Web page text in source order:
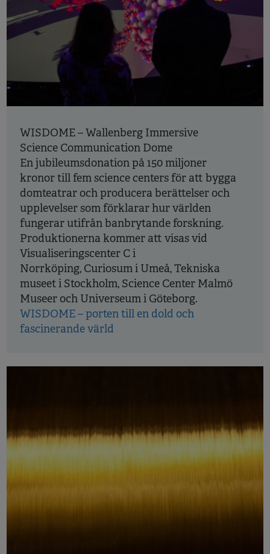
WISDOME – Wallenberg Immersive
Science Communication Dome
En jubileumsdonation på 150 miljoner
kronor till fem science centers för att bygga
domteatrar och producera berättelser och
upplevelser som förklarar hur världen
fungerar utifrån banbrytande forskning.
Produktionerna kommer att visas vid
Visualiseringscenter C i
Norrköping, Curiosum i Umeå, Tekniska
museet i Stockholm, Science Center Malmö
Museer och Universeum i Göteborg.
WISDOME – porten till en dold och
fascinerande värld